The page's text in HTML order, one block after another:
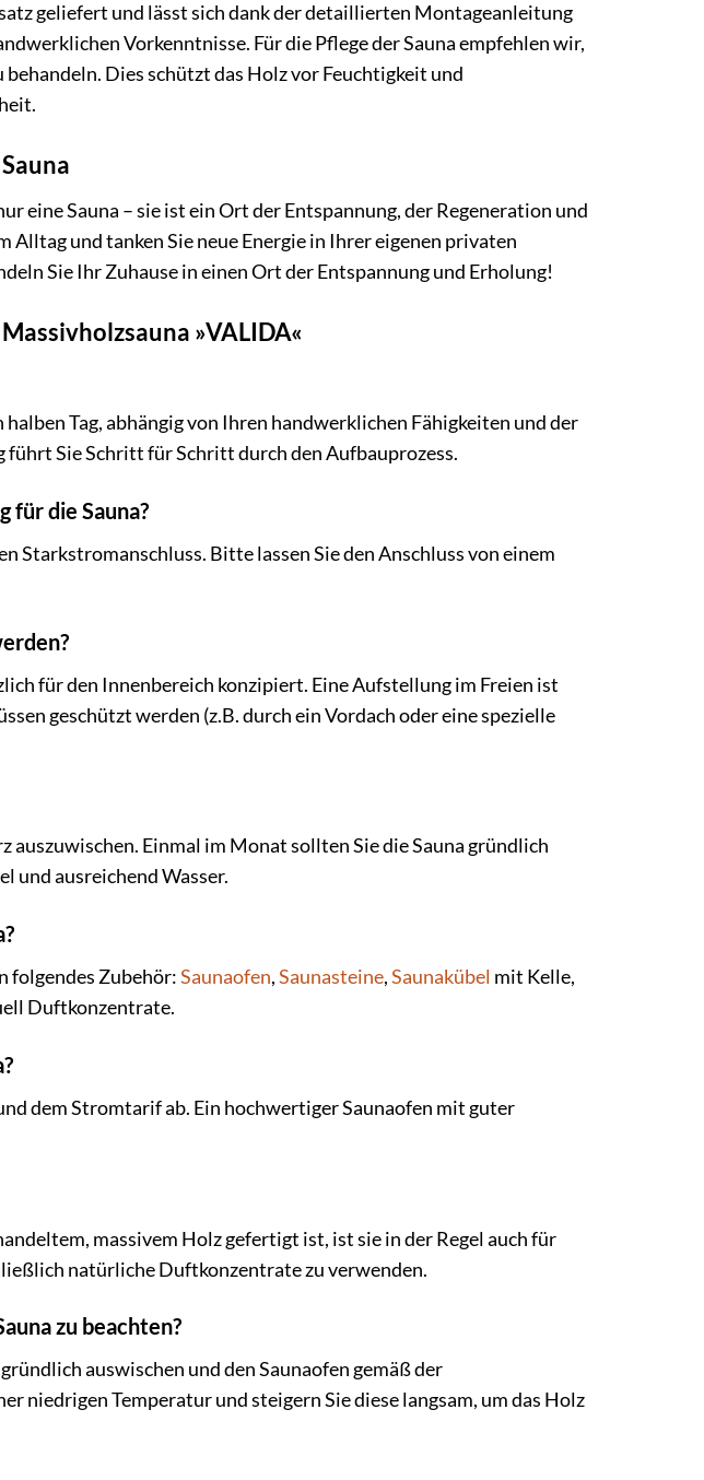
geliefert und lässt sich dank der detaillierten Montageanleitung
Vorkenntnisse. Für die Pflege der Sauna empfehlen wir,
Dies schützt das Holz vor Feuchtigkeit und
eine Sauna – sie ist ein Ort der Entspannung, der Regeneration und
Alltag und tanken Sie neue Energie in Ihrer eigenen privaten
Sie Ihr Zuhause in einen Ort der Entspannung und Erholung!
»VALIDA«
Tag, abhängig von Ihren handwerklichen Fähigkeiten und der
Sie Schritt für Schritt durch den Aufbauprozess.
für die Sauna?
Starkstromanschluss. Bitte lassen Sie den Anschluss von einem
für den Innenbereich konzipiert. Eine Aufstellung im Freien ist
geschützt werden (z.B. durch ein Vordach oder eine spezielle
auszuwischen. Einmal im Monat sollten Sie die Sauna gründlich
und ausreichend Wasser.
folgendes Zubehör:Saunaofen,Saunasteine,Saunakübel mit Kelle,
Duftkonzentrate.
dem Stromtarif ab. Ein hochwertiger Saunaofen mit guter
massivem Holz gefertigt ist, ist sie in der Regel auch für
natürliche Duftkonzentrate zu verwenden.
zu beachten?
auswischen und den Saunaofen gemäß der
niedrigen Temperatur und steigern Sie diese langsam, um das Holz